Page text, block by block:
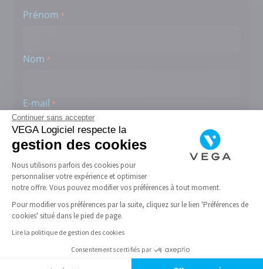
Continuer sans accepter
VEGA Logiciel respecte la
gestion des cookies
Nous utilisons parfois des cookies pour
personnaliser votre expérience et optimiser
notre offre. Vous pouvez modifier vos préférences à tout moment.
Pour modifier vos préférences par la suite, cliquez sur le lien 'Préférences de
cookies' situé dans le pied de page.
Lire la politique de gestion des cookies
Consentements certifiés par
Prénom *
Nom *
E-mail *
Téléphone*
Créneau
Mentions
*
En cochant cette case, j'accepte que mes
données soient utilisées par CompuGroup
Je peux retirer mon consentement à tout moment en